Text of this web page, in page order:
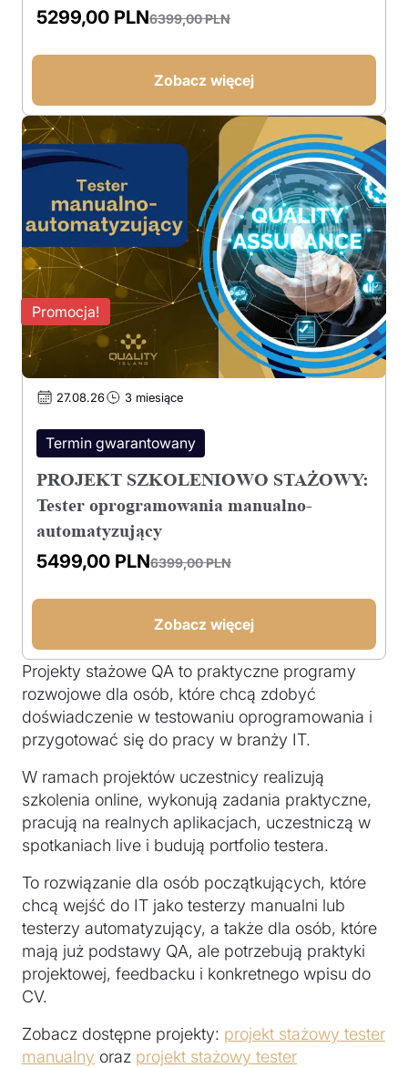
6399,00PLN
cena
5299,00 PLN
cena
Zobacz więcej
Promocja!
27.08.26 3 miesiące
Termin gwarantowany
PROJEKT SZKOLENIOWO STAŻOWY:
Tester oprogramowania manualno-
automatyzujący
6399,00PLN
cena
5499,00 PLN
cena
Zobacz więcej
Projekty stażowe QA to praktyczne programy
rozwojowe dla osób, które chcą zdobyć
doświadczenie w testowaniu oprogramowania i
przygotować się do pracy w branży IT.
W ramach projektów uczestnicy realizują
szkolenia online, wykonują zadania praktyczne,
pracują na realnych aplikacjach, uczestniczą w
spotkaniach live i budują portfolio testera.
To rozwiązanie dla osób początkujących, które
chcą wejść do IT jako testerzy manualni lub
testerzy automatyzujący, a także dla osób, które
mają już podstawy QA, ale potrzebują praktyki
projektowej, feedbacku i konkretnego wpisu do
CV.
Zobacz dostępne projekty: projekt stażowy tester
manualny oraz projekt stażowy tester